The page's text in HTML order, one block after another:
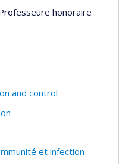
honoraire
and control
et infection